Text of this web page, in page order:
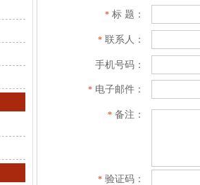
* 标 题：
* 联系人：
手机号码：
* 电子邮件：
* 备注：
* 验证码：